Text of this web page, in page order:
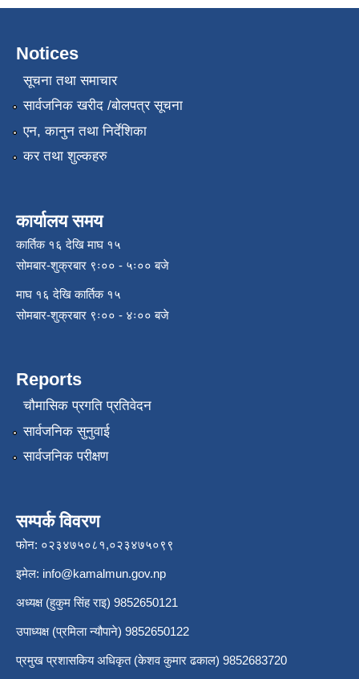
Notices
सूचना तथा समाचार
सार्वजनिक खरीद /बोलपत्र सूचना
एन, कानुन तथा निर्देशिका
कर तथा शुल्कहरु
कार्यालय समय
कार्तिक १६ देखि माघ १५
सोमबार-शुक्रबार ९ः०० - ५ः०० बजे
माघ १६ देखि कार्तिक १५
सोमबार-शुक्रबार ९ः०० - ४ः०० बजे
Reports
चौमासिक प्रगति प्रतिवेदन
सार्वजनिक सुनुवाई
सार्वजनिक परीक्षण
सम्पर्क विवरण
फोन: ०२३४७५०८१,०२३४७५०९९
इमेल: info@kamalmun.gov.np
अध्यक्ष (हुकुम सिंह राइ) 9852650121
उपाध्यक्ष (प्रमिला न्यौपाने) 9852650122
प्रमुख प्रशासकिय अधिकृत (केशव कुमार ढकाल) 9852683720